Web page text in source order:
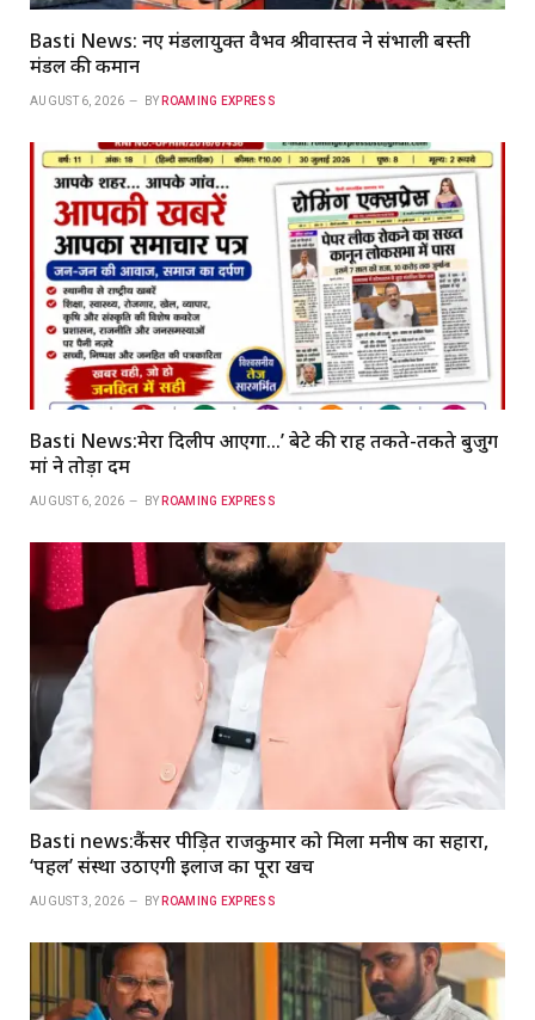
Basti News: नए मंडलायुक्त वैभव श्रीवास्तव ने संभाली बस्ती
मंडल की कमान
AUGUST 6, 2026 BY ROAMING EXPRESS
Basti News:मेरा दिलीप आएगा…’ बेटे की राह तकते-तकते बुजुर्ग
मां ने तोड़ा दम
AUGUST 6, 2026 BY ROAMING EXPRESS
Basti news:कैंसर पीड़ित राजकुमार को मिला मनीष का सहारा,
‘पहल’ संस्था उठाएगी इलाज का पूरा खर्च
AUGUST 3, 2026 BY ROAMING EXPRESS